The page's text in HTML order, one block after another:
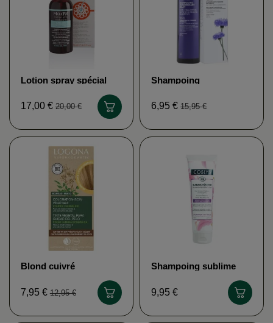
Lotion spray spécial
MIGLIORIN
17,00 €20,00 €
Shampoing
PHYTEMA
6,95 €15,95 €
Blond cuivré
LOGONA
7,95 €12,95 €
Shampoing sublime
9,95 €